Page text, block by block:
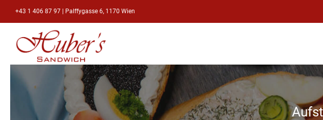
Inhalt
springen
+43 1 406 87 97| Palffygasse 6, 1170 Wien